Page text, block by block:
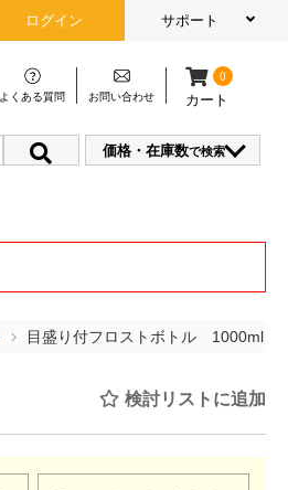
ログイン サポート
よくある質問 お問い合わせ
0
カート
価格・在庫数で検索
目盛り付フロストボトル 1000ml
検討リストに追加